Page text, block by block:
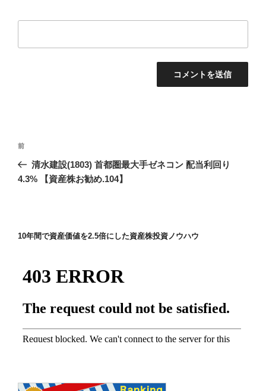
投
ナ
シ
ン
前
の
投
前
清水建設(1803) 首都圏最大手ゼネコン 配当利回り
4.3% 【資産株お勧め.104】
10年間で資産価値を2.5倍にした資産株投資ノウハウ